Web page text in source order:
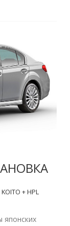
+ HPL
японских